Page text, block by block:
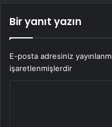
Bir yanıt yazın
E-posta adresiniz
işaretlenmişlerdir